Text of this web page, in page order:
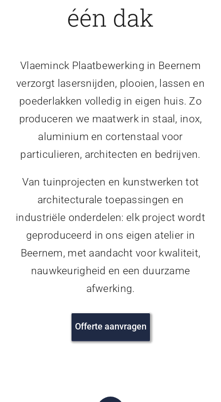
één dak
Vlaeminck Plaatbewerking in Beernem
verzorgt lasersnijden, plooien, lassen en
poederlakken volledig in eigen huis. Zo
produceren we maatwerk in staal, inox,
aluminium en cortenstaal voor
particulieren, architecten en bedrijven.
Van tuinprojecten en kunstwerken tot
architecturale toepassingen en
industriële onderdelen: elk project wordt
geproduceerd in ons eigen atelier in
Beernem, met aandacht voor kwaliteit,
nauwkeurigheid en een duurzame
afwerking.
Offerte aanvragen